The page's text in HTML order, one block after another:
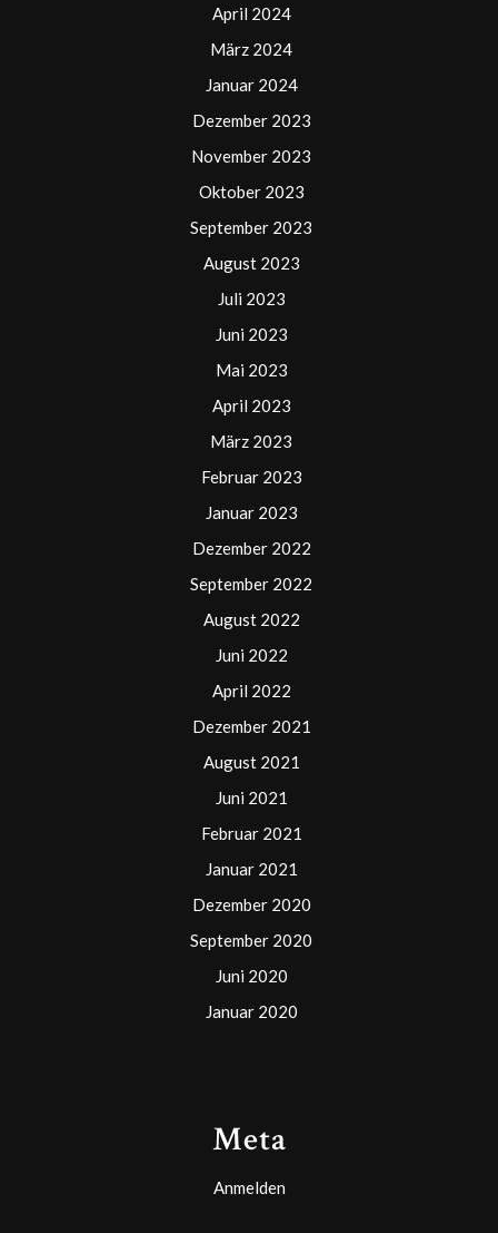
April 2024
März 2024
Januar 2024
Dezember 2023
November 2023
Oktober 2023
September 2023
August 2023
Juli 2023
Juni 2023
Mai 2023
April 2023
März 2023
Februar 2023
Januar 2023
Dezember 2022
September 2022
August 2022
Juni 2022
April 2022
Dezember 2021
August 2021
Juni 2021
Februar 2021
Januar 2021
Dezember 2020
September 2020
Juni 2020
Januar 2020
Meta
Anmelden